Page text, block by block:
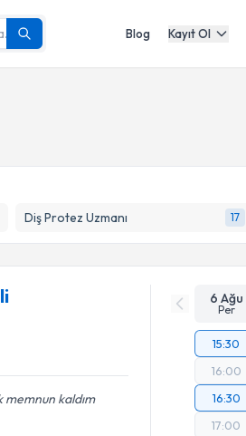
Blog Kayıt Ol
Diş Protez Uzmanı 17
memnun kaldım
6 Ağu
Per
15:30
16:00
16:30
17:00